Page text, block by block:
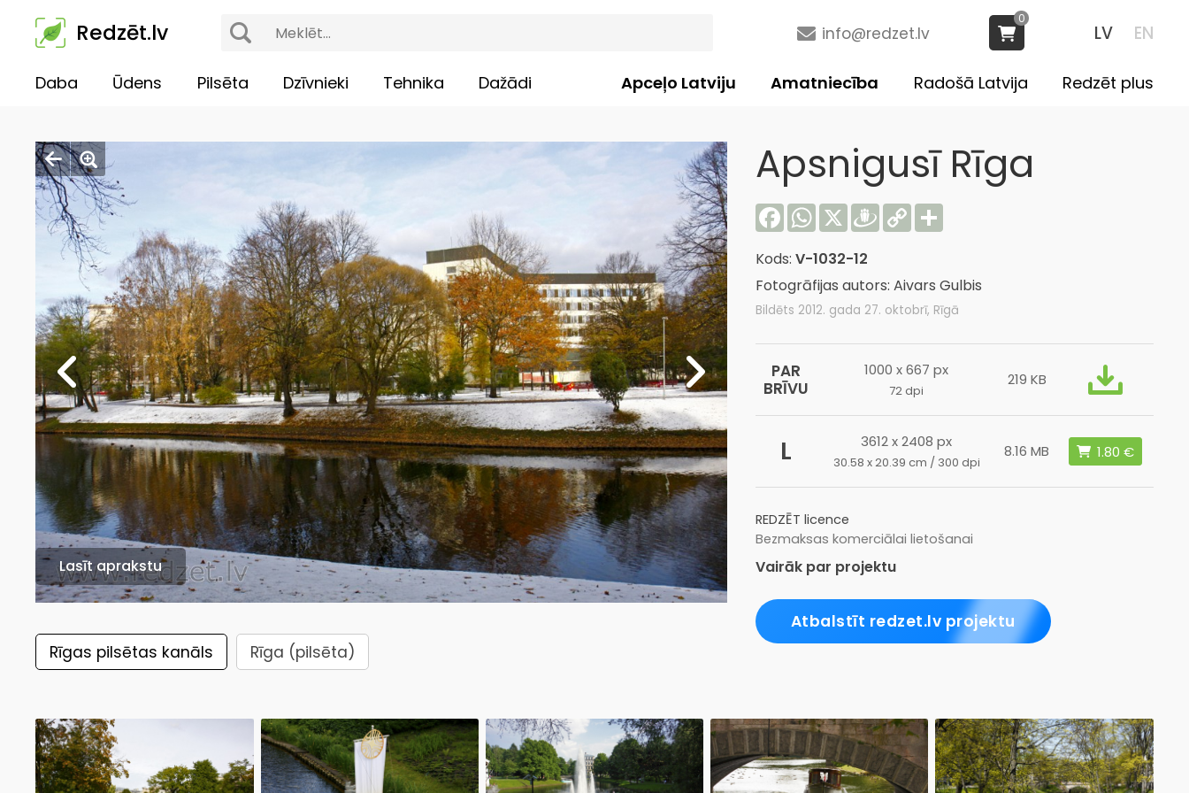
Redzēt.lv LV EN
info@redzet.lv
0
Daba Ūdens Pilsēta Dzīvnieki Tehnika Dažādi Redzēt plus
Radošā Latvija
Amatniecība
Apceļo Latviju
Lasīt aprakstu
Rīgas pilsētas kanāls Rīga (pilsēta)
Apsnigusī Rīga
Facebook
WhatsApp
X Draugiem
Copy
Link
Share
Kods: V-1032-12
Fotogrāfijas autors: Aivars Gulbis
Bildēts 2012. gada 27. oktobrī, Rīgā
PAR
BRĪVU
1000 x 667 px
72 dpi
219 KB
L 3612 x 2408 px
30.58 x 20.39 cm / 300 dpi
8.16 MB
REDZĒT licence
Bezmaksas komerciālai lietošanai
Vairāk par projektu
Atbalstīt redzet.lv projektu